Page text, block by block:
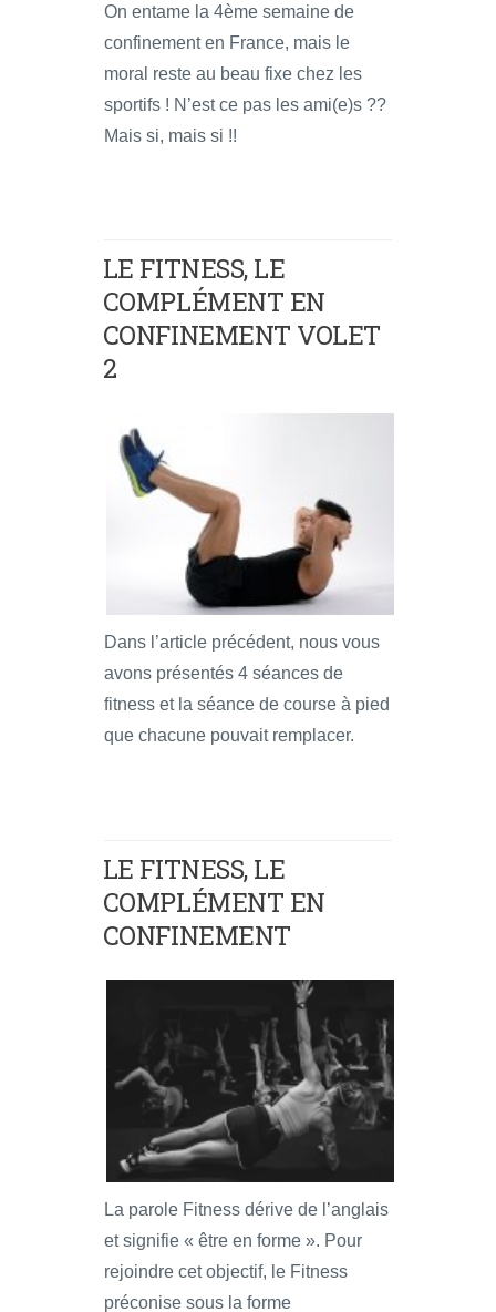
On entame la 4ème semaine de
confinement en France, mais le
moral reste au beau fixe chez les
sportifs ! N’est ce pas les ami(e)s ??
Mais si, mais si !!
LE FITNESS, LE
COMPLÉMENT EN
CONFINEMENT VOLET
2
Dans l’article précédent, nous vous
avons présentés 4 séances de
fitness et la séance de course à pied
que chacune pouvait remplacer.
LE FITNESS, LE
COMPLÉMENT EN
CONFINEMENT
La parole Fitness dérive de l’anglais
et signifie « être en forme ». Pour
rejoindre cet objectif, le Fitness
préconise sous la forme